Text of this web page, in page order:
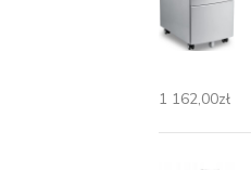
1 162,00zł